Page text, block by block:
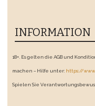
INFORMATION
18+. Es gelten die AGB und
machen – Hilfe unter: https://
Spielen Sie